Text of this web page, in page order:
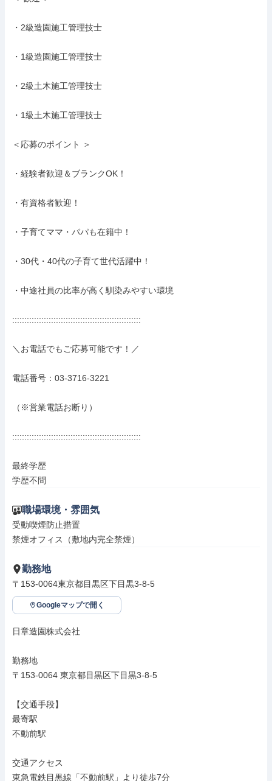
・2級造園施工管理技士
・1級造園施工管理技士
・2級土木施工管理技士
・1級土木施工管理技士
＜応募のポイント ＞
・経験者歓迎＆ブランクOK！
・有資格者歓迎！
・子育てママ・パパも在籍中！
・30代・40代の子育て世代活躍中！
・中途社員の比率が高く馴染みやすい環境
:::::::::::::::::::::::::::::::::::::::::::::::::::::
＼お電話でもご応募可能です！／
電話番号：03-3716-3221
（※営業電話お断り）
:::::::::::::::::::::::::::::::::::::::::::::::::::::
最終学歴
学歴不問
職場環境・雰囲気
受動喫煙防止措置
禁煙オフィス（敷地内完全禁煙）
勤務地
〒153-0064東京都目黒区下目黒3-8-5
Googleマップで開く
日章造園株式会社
勤務地
〒153-0064 東京都目黒区下目黒3-8-5
【交通手段】
最寄駅
不動前駅
交通アクセス
東急電鉄目黒線「不動前駅」より徒歩7分